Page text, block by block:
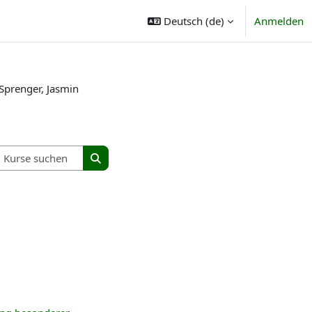
Deutsch ‎(de)‎ Anmelden
Jasmin
Kurse suchen
Kurse suchen